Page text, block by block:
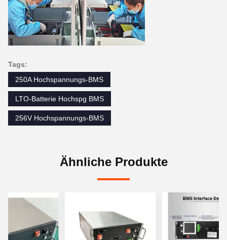
Tags:
250A Hochspannungs-BMS
LTO-Batterie Hochspg BMS
256V Hochspannungs-BMS
Ähnliche Produkte